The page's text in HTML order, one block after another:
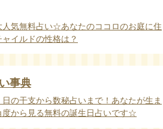
人気無料占い☆あなたのココロのお庭に住
イルドの性格は？
事典
の干支から数秘占いまで！あなたが生ま
から見る無料の誕生日占いです☆